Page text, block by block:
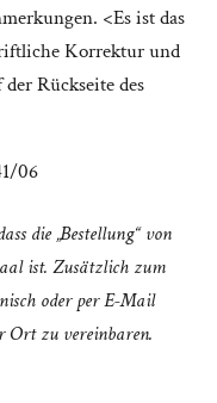
<Es ist das
Korrektur und
Rückseite des
06
die „Bestellung“ von
ist. Zusätzlich zum
oder per E-Mail
Ort zu vereinbaren.